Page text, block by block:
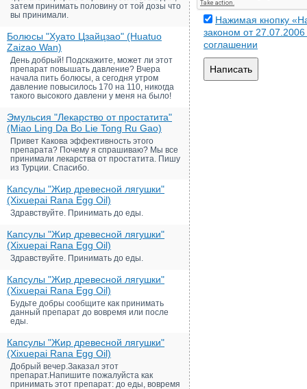
затем принимать половину от той дозы что
вы принимали.
Болюсы "Хуато Цзайцзао" (Huatuo
Zaizao Wan)
День добрый! Подскажите, может ли этот
препарат повышать давление? Вчера
начала пить болюсы, а сегодня утром
давление повысилось 170 на 110, никогда
такого высокого давлени у меня на было!
Эмульсия "Лекарство от простатита"
(Miao Ling Da Bo Lie Tong Ru Gao)
Привет Какова эффективность этого
препарата? Почему я спрашиваю? Мы все
принимали лекарства от простатита. Пишу
из Турции. Спасибо.
Капсулы "Жир древесной лягушки"
(Xixuepai Rana Egg Oil)
Здравствуйте. Принимать до еды.
Капсулы "Жир древесной лягушки"
(Xixuepai Rana Egg Oil)
Здравствуйте. Принимать до еды.
Капсулы "Жир древесной лягушки"
(Xixuepai Rana Egg Oil)
Будьте добры сообщите как принимать
данный препарат до вовремя или после
еды.
Капсулы "Жир древесной лягушки"
(Xixuepai Rana Egg Oil)
Добрый вечер.Заказал этот
препарат.Напишите пожалуйста как
принимать этот препарат: до еды, вовремя
Нажимая кнопку
законом от
соглашении
Написать